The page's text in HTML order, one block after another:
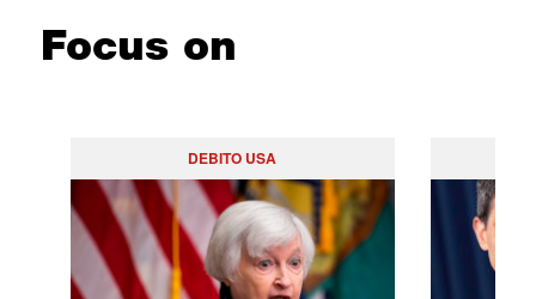
Focus on
DEBITO USA